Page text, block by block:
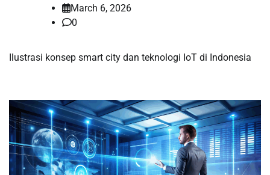
March 6, 2026
0
Ilustrasi konsep smart city dan teknologi IoT di Indonesia